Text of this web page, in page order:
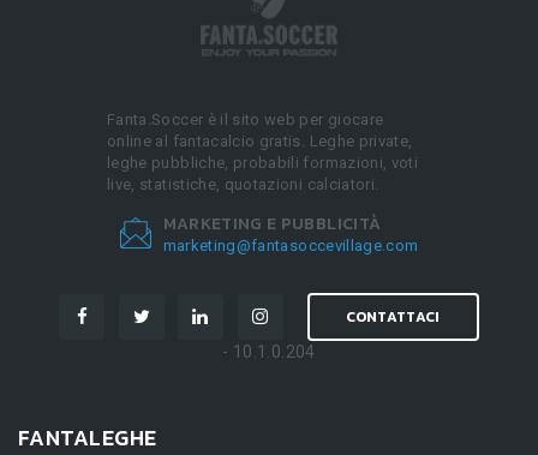
Fanta.Soccer è il sito web per giocare
online al fantacalcio gratis. Leghe private,
leghe pubbliche, probabili formazioni, voti
live, statistiche, quotazioni calciatori.
MARKETING E PUBBLICITÀ
marketing@fantasoccevillage.com
CONTATTACI
- 10.1.0.204
FANTALEGHE